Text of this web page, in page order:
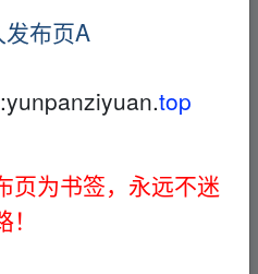
Android 其他
非洲野生动物图鉴
） Android 其他 夸克
映射虚拟鼠标手柄键
发布页A
:yunpanziyuan.top
页为书签，永远不迷
！